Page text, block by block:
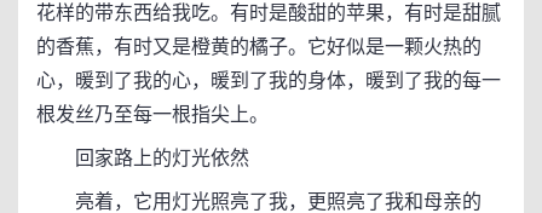
花样的带东西给我吃。有时是酸甜的苹果，有时是甜腻
的香蕉，有时又是橙黄的橘子。它好似是一颗火热的
心，暖到了我的心，暖到了我的身体，暖到了我的每一
根发丝乃至每一根指尖上。
回家路上的灯光依然
亮着，它用灯光照亮了我，更照亮了我和母亲的